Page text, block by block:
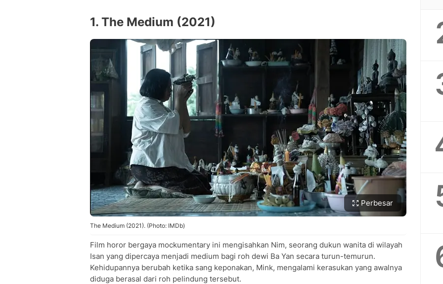
1. The Medium (2021)
Perbesar
The Medium (2021). (Photo: IMDb)
Film horor bergaya mockumentary ini mengisahkan Nim, seorang dukun wanita di wilayah
Isan yang dipercaya menjadi medium bagi roh dewi Ba Yan secara turun-temurun.
Kehidupannya berubah ketika sang keponakan, Mink, mengalami kerasukan yang awalnya
diduga berasal dari roh pelindung tersebut.